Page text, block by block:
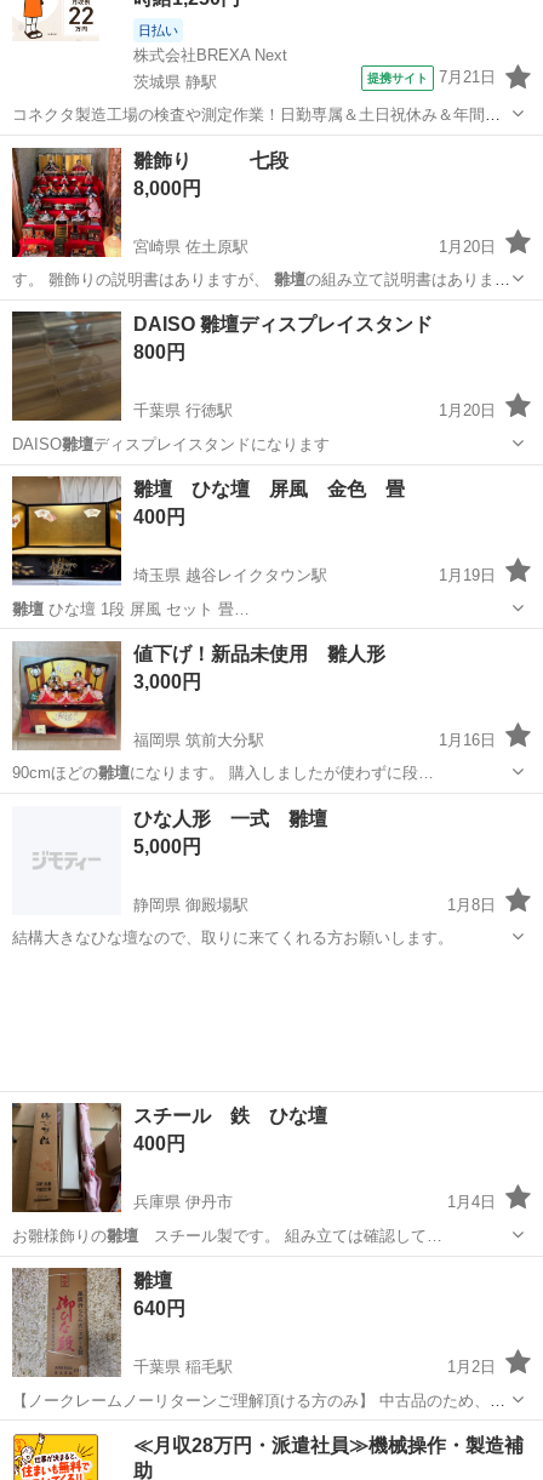
日払い
株式会社BREXA Next
茨城県 静駅
提携サイト 7月21日
コネクタ製造工場の検査や測定作業！日勤専属＆土日祝休み＆年間休
日128日★クリーンルーム内作業★マイカー通勤OK＆無料駐車場あり
★就業先食堂利用可！日払い制度あり！《茨城県常陸大宮市》 人気の
工場のお仕事 ◇コネクタ製造工...
茨城 常陸大宮市 その他
雛飾り 七段
8,000円
宮崎県 佐土原駅
1月20日
す。 雛飾りの説明書はありますが、 雛壇の組み立て説明書はありませ
ん。 ぼん…
宮崎 宮崎市 佐土原駅 ひな人形 毛氈
DAISO 雛壇ディスプレイスタンド
800円
千葉県 行徳駅
1月20日
DAISO雛壇ディスプレイスタンドになります
千葉 市川市 行徳駅 その他 雛壇
雛壇 ひな壇 屏風 金色 畳
400円
埼玉県 越谷レイクタウン駅
1月19日
雛壇
ひな壇 1段 屏風 セット 畳…
埼玉 越谷市 越谷レイクタウン駅 その他
値下げ！新品未使用 雛人形
3,000円
福岡県 筑前大分駅
1月16日
90cmほどの雛壇になります。 購入しましたが使わずに段…
筑前大分駅 子供用品
ひな人形 一式 雛壇
5,000円
静岡県 御殿場駅
1月8日
結構大きなひな壇なので、取りに来てくれる方お願いします。
スチール 鉄 ひな壇
400円
兵庫県 伊丹市
1月4日
お雛様飾りの雛壇スチール製です。 組み立ては確認して…
兵庫 伊丹市 その他
雛壇
640円
千葉県 稲毛駅
1月2日
【ノークレームノーリターンご理解頂ける方のみ】 中古品のため、ご
理解がある方のみの取引とさせていただきます。
千葉 千葉市 稲毛駅 子供用品 雛壇
≪月収28万円・派遣社員≫機械操作・製造補
助